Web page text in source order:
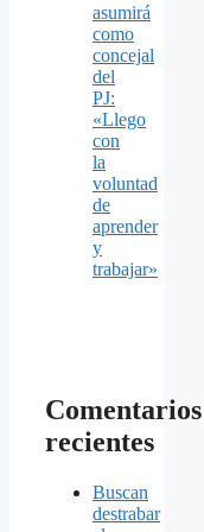
asumirá
como
concejal
del
PJ:
«Llego
con
la
voluntad
de
aprender
y
trabajar»
Comentarios
recientes
Buscan
destrabar